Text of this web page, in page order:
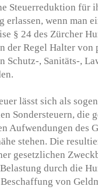
Steuerreduktion für
erlassen, wenn man
§ 24 des Zürcher
der Regel Halter
Schutz-, Sanitäts-,
lässt sich als
Sondersteuern, die
Aufwendungen des
stehen. Die
gesetzlichen
durch die
von